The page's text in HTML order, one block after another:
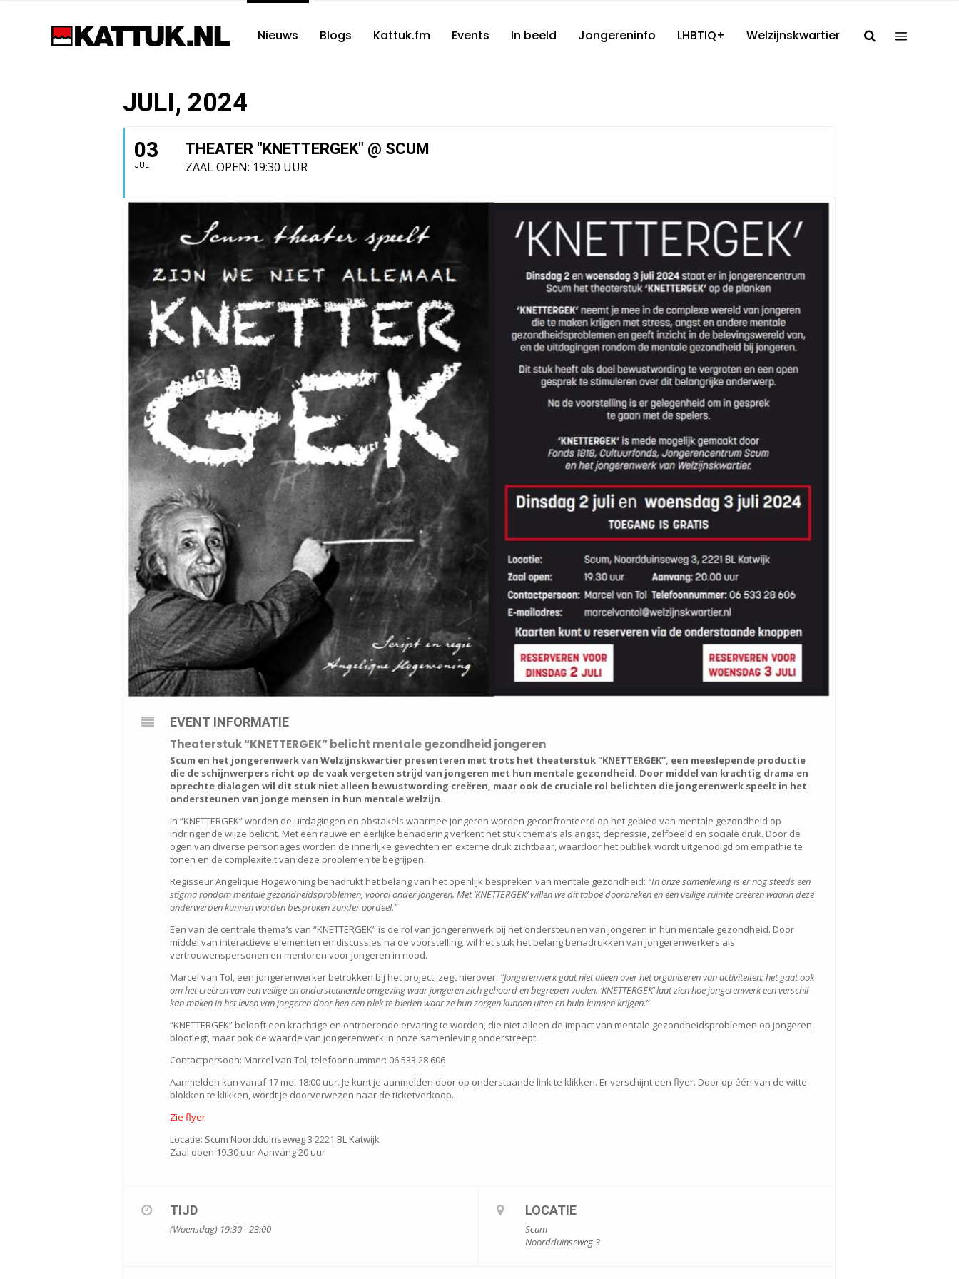
Nieuws Blogs Kattuk.fm Events In beeld Jongereninfo LHBTIQ+ Welzijnskwartier
JULI, 2024
03
JUL
THEATER "KNETTERGEK" @ SCUM
ZAAL OPEN: 19:30 UUR
EVENT INFORMATIE
Theaterstuk “KNETTERGEK” belicht mentale gezondheid jongeren
Scum en het jongerenwerk van Welzijnskwartier presenteren met trots het theaterstuk “KNETTERGEK”, een meeslepende productie
die de schijnwerpers richt op de vaak vergeten strijd van jongeren met hun mentale gezondheid. Door middel van krachtig drama en
oprechte dialogen wil dit stuk niet alleen bewustwording creëren, maar ook de cruciale rol belichten die jongerenwerk speelt in het
ondersteunen van jonge mensen in hun mentale welzijn.
In “KNETTERGEK” worden de uitdagingen en obstakels waarmee jongeren worden geconfronteerd op het gebied van mentale gezondheid op
indringende wijze belicht. Met een rauwe en eerlijke benadering verkent het stuk thema’s als angst, depressie, zelfbeeld en sociale druk. Door de
ogen van diverse personages worden de innerlijke gevechten en externe druk zichtbaar, waardoor het publiek wordt uitgenodigd om empathie te
tonen en de complexiteit van deze problemen te begrijpen.
Regisseur Angelique Hogewoning benadrukt het belang van het openlijk bespreken van mentale gezondheid: “In onze samenleving is er nog steeds een
stigma rondom mentale gezondheidsproblemen, vooral onder jongeren. Met ‘KNETTERGEK’ willen we dit taboe doorbreken en een veilige ruimte creëren waarin deze
onderwerpen kunnen worden besproken zonder oordeel.”
Een van de centrale thema’s van “KNETTERGEK” is de rol van jongerenwerk bij het ondersteunen van jongeren in hun mentale gezondheid. Door
middel van interactieve elementen en discussies na de voorstelling, wil het stuk het belang benadrukken van jongerenwerkers als
vertrouwenspersonen en mentoren voor jongeren in nood.
Marcel van Tol, een jongerenwerker betrokken bij het project, zegt hierover: “Jongerenwerk gaat niet alleen over het organiseren van activiteiten; het gaat ook
om het creëren van een veilige en ondersteunende omgeving waar jongeren zich gehoord en begrepen voelen. ‘KNETTERGEK’ laat zien hoe jongerenwerk een verschil
kan maken in het leven van jongeren door hen een plek te bieden waar ze hun zorgen kunnen uiten en hulp kunnen krijgen.”
“KNETTERGEK” belooft een krachtige en ontroerende ervaring te worden, die niet alleen de impact van mentale gezondheidsproblemen op jongeren
blootlegt, maar ook de waarde van jongerenwerk in onze samenleving onderstreept.
Contactpersoon: Marcel van Tol, telefoonnummer: 06 533 28 606
Aanmelden kan vanaf 17 mei 18:00 uur. Je kunt je aanmelden door op onderstaande link te klikken. Er verschijnt een flyer. Door op één van de witte
blokken te klikken, wordt je doorverwezen naar de ticketverkoop.
Zie flyer
Locatie: Scum Noordduinseweg 3 2221 BL Katwijk
Zaal open 19.30 uur Aanvang 20 uur
TIJD
(Woensdag) 19:30 - 23:00
LOCATIE
Scum
Noordduinseweg 3